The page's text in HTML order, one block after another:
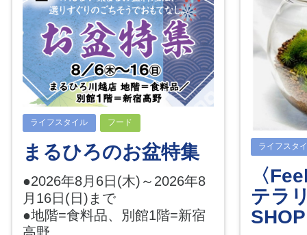
ライフスタイル フード
まるひろのお盆特集
●2026年8月6日(木)～2026年8
月16日(日)まで
●地階=食料品、別館1階=新宿
ライフスタ
〈
テラ
SHOP